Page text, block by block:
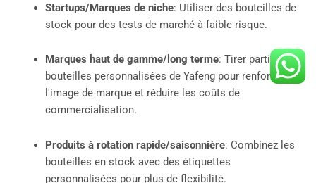
Startups/Marques de niche: Utiliser des bouteilles de
stock pour des tests de marché à faible risque.
Marques haut de gamme/long terme: Tirer parti des
bouteilles personnalisées de Yafeng pour renforcer
l'image de marque et réduire les coûts de
commercialisation.
Produits à rotation rapide/saisonnière: Combinez les
bouteilles en stock avec des étiquettes
personnalisées pour plus de flexibilité.